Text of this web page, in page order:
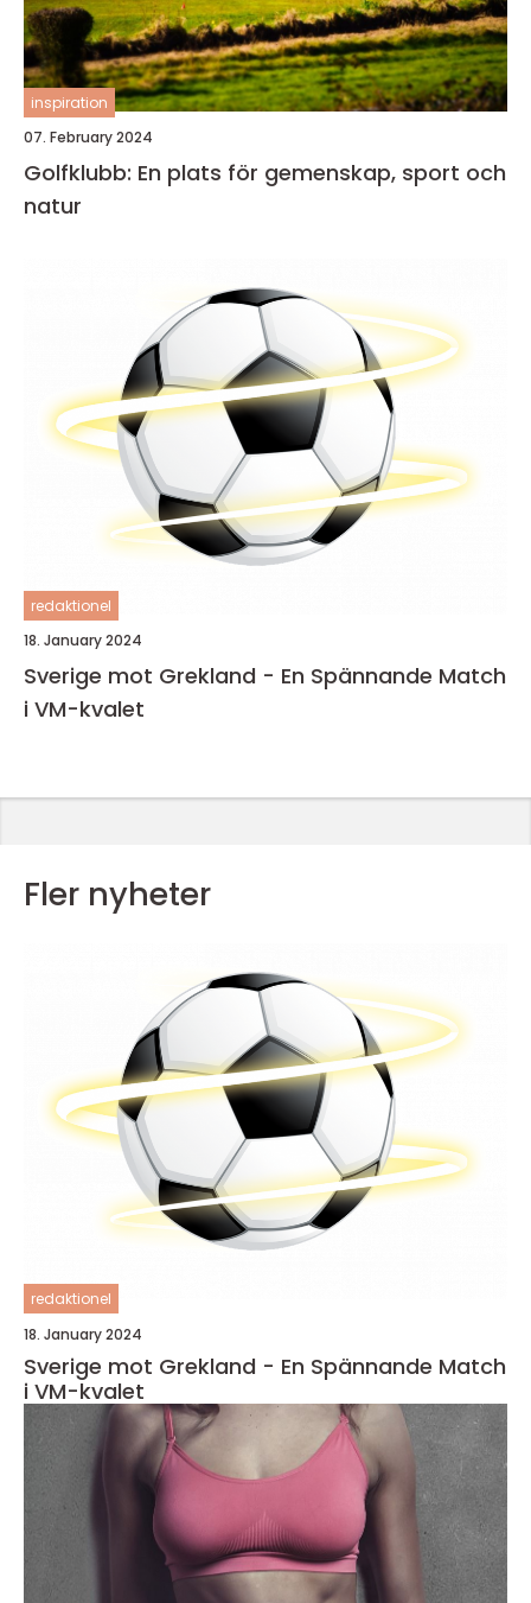
inspiration
07. February 2024
Golfklubb: En plats för gemenskap, sport och
natur
redaktionel
18. January 2024
Sverige mot Grekland - En Spännande Match
i VM-kvalet
Fler nyheter
redaktionel
18. January 2024
Sverige mot Grekland - En Spännande Match
i VM-kvalet